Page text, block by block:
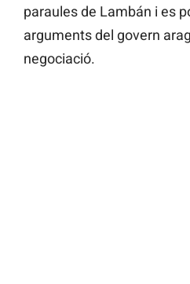
paraules de Lambán i es
arguments del govern
negociació.